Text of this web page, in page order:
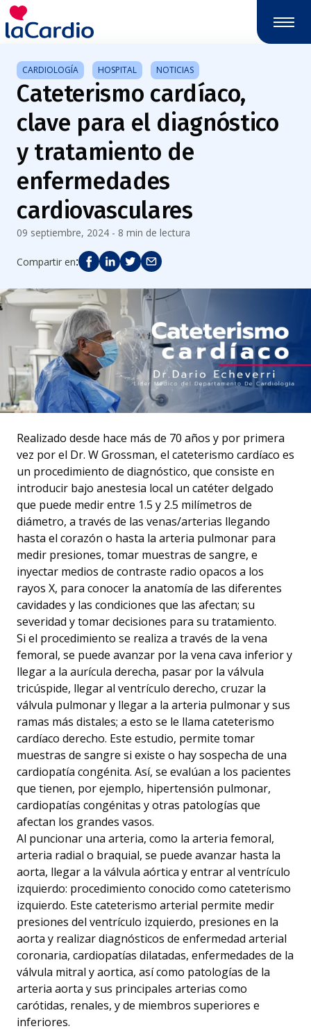
Nota:
este
sitio
web
incluye
accesibilidad.
CARDIOLOGÍA HOSPITAL NOTICIAS
Cateterismo cardíaco,
clave para el diagnóstico
y tratamiento de
enfermedades
cardiovasculares
09 septiembre, 2024 - 8 min de lectura
Compartir en:
Realizado desde hace más de 70 años y por primera
vez por el Dr. W Grossman, el cateterismo cardíaco es
un procedimiento de diagnóstico, que consiste en
introducir bajo anestesia local un catéter delgado
que puede medir entre 1.5 y 2.5 milímetros de
diámetro, a través de las venas/arterias llegando
hasta el corazón o hasta la arteria pulmonar para
medir presiones, tomar muestras de sangre, e
inyectar medios de contraste radio opacos a los
rayos X, para conocer la anatomía de las diferentes
cavidades y las condiciones que las afectan; su
severidad y tomar decisiones para su tratamiento.
Si el procedimiento se realiza a través de la vena
femoral, se puede avanzar por la vena cava inferior y
llegar a la aurícula derecha, pasar por la válvula
tricúspide, llegar al ventrículo derecho, cruzar la
válvula pulmonar y llegar a la arteria pulmonar y sus
ramas más distales; a esto se le llama cateterismo
cardíaco derecho. Este estudio, permite tomar
muestras de sangre si existe o hay sospecha de una
cardiopatía congénita. Así, se evalúan a los pacientes
que tienen, por ejemplo, hipertensión pulmonar,
cardiopatías congénitas y otras patologías que
afectan los grandes vasos.
Al puncionar una arteria, como la arteria femoral,
arteria radial o braquial, se puede avanzar hasta la
aorta, llegar a la válvula aórtica y entrar al ventrículo
izquierdo: procedimiento conocido como cateterismo
izquierdo. Este cateterismo arterial permite medir
presiones del ventrículo izquierdo, presiones en la
aorta y realizar diagnósticos de enfermedad arterial
coronaria, cardiopatías dilatadas, enfermedades de la
válvula mitral y aortica, así como patologías de la
arteria aorta y sus principales arterias como
carótidas, renales, y de miembros superiores e
inferiores.